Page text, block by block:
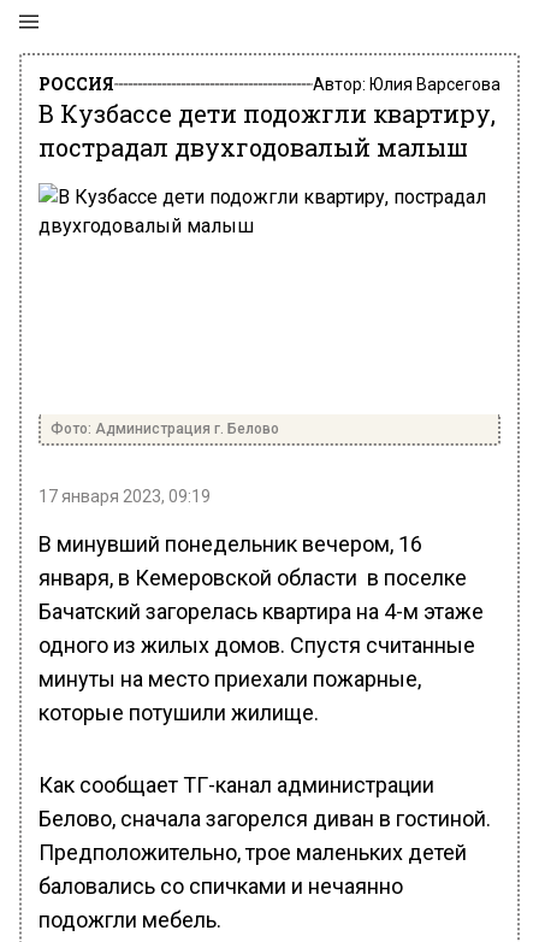
РОССИЯ Автор: Юлия Варсегова
В Кузбассе дети подожгли квартиру,
пострадал двухгодовалый малыш
Фото: Администрация г. Белово
17 января 2023, 09:19
В минувший понедельник вечером, 16
января, в Кемеровской области в поселке
Бачатский загорелась квартира на 4-м этаже
одного из жилых домов. Спустя считанные
минуты на место приехали пожарные,
которые потушили жилище.
Как сообщает ТГ-канал администрации
Белово, сначала загорелся диван в гостиной.
Предположительно, трое маленьких детей
баловались со спичками и нечаянно
подожгли мебель.